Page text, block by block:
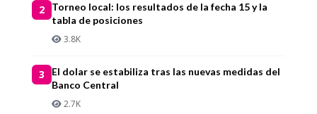
2
Torneo local: los resultados de la fecha 15 y la
tabla de posiciones
3.8K
3
El dolar se estabiliza tras las nuevas medidas del
Banco Central
2.7K